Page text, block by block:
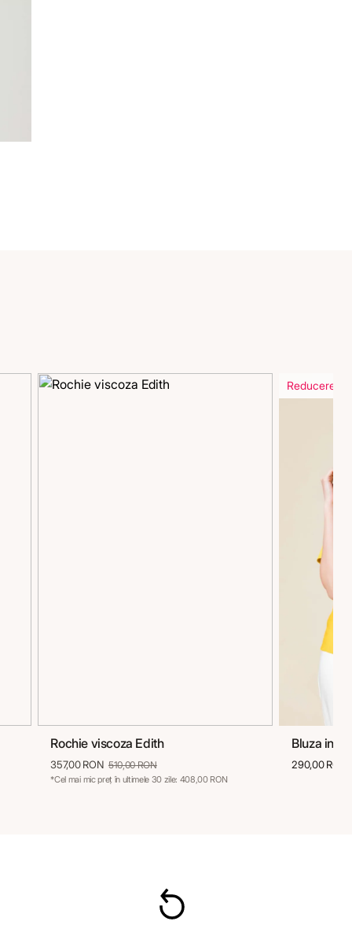
36 38 40 42
Rochie viscoza Edith
357,00 RON 510,00 RON
*Cel mai mic preț în ultimele 30 zile: 408,00 RON
Reducere in
36
Bluza in si
290,00 RON